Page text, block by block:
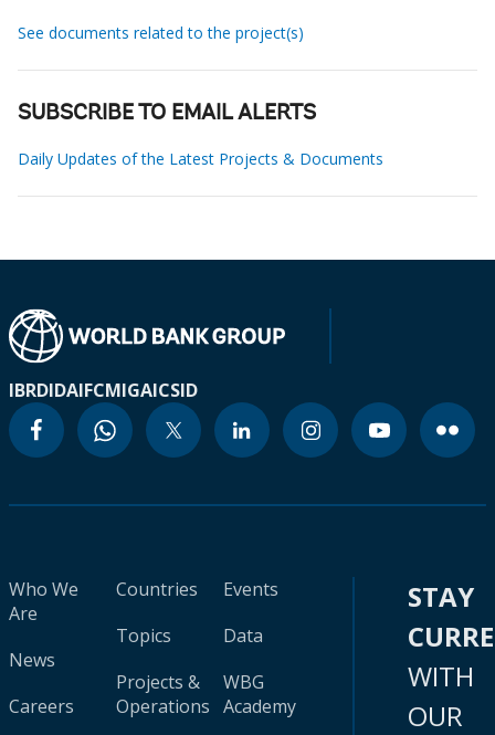
See documents related to the project(s)
SUBSCRIBE TO EMAIL ALERTS
Daily Updates of the Latest Projects & Documents
IBRDIDAIFCMIGAICSID
Who We
Are
News
Careers
Countries
Topics
Projects &
Operations
Events
Data
WBG
Academy
STAY
WITH
OUR